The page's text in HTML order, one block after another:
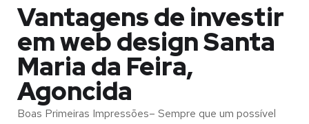
Vantagens de investir
em web design Santa
Maria da Feira,
Agoncida
Boas Primeiras Impressões– Sempre que um possível